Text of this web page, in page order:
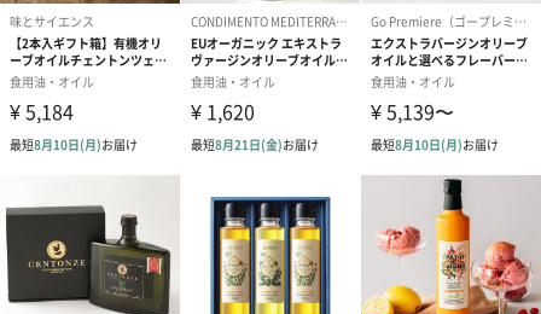
原材料
エキストラバージンオリーブオイル、白トリュフ、香
料
賞味期限
3か月以上
常温保存
開栓後はお早めにお召し上がりください。
原産国
イタリア
55ml